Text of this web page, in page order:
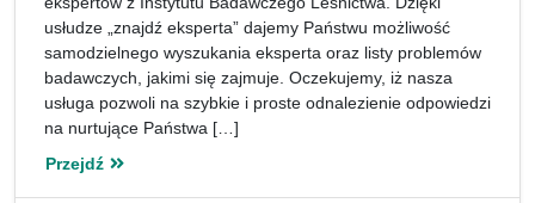
usłudze „znajdź eksperta” dajemy Państwu możliwość
samodzielnego wyszukania eksperta oraz listy problemów
badawczych, jakimi się zajmuje. Oczekujemy, iż nasza
usługa pozwoli na szybkie i proste odnalezienie odpowiedzi
na nurtujące Państwa […]
Przejdź